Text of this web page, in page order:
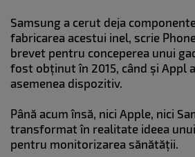
Samsung a cerut deja
fabricarea acestui inel, scrie
brevet pentru conceperea unui
fost obținut în 2015, când și Appl
asemenea dispozitiv.
Până acum însă, nici Apple, nici
transformat în realitate ideea
pentru monitorizarea sănătății.